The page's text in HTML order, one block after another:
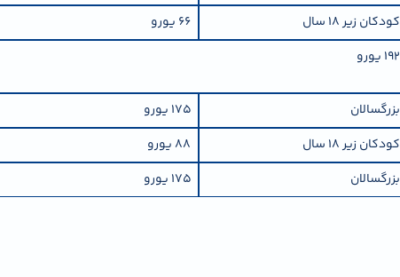
کودکان زیر 18 سال
66 یورو
192 یورو
بزرگسالان
175 یورو
کودکان زیر 18 سال
88 یورو
بزرگسالان 175 یورو